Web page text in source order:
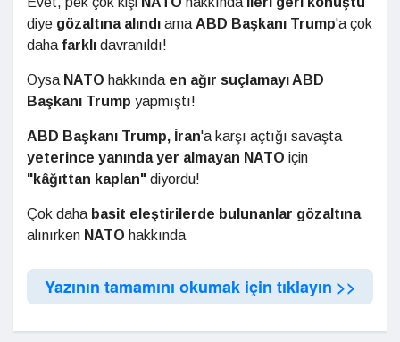
diye gözaltına alındı ama ABD Başkanı Trump'a çok
daha farklı davranıldı!
Oysa NATO hakkında en ağır suçlamayı ABD
Başkanı Trump yapmıştı!
ABD Başkanı Trump, İran'a karşı açtığı savaşta
yeterince yanında yer almayan NATO için
"kâğıttan kaplan" diyordu!
Çok daha basit eleştirilerde bulunanlar gözaltına
alınırken NATO hakkında
Yazının tamamını okumak için tıklayın >>